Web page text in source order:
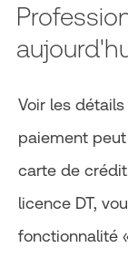
Voir les
paiement
carte de
licence DT,
fonctionnalité